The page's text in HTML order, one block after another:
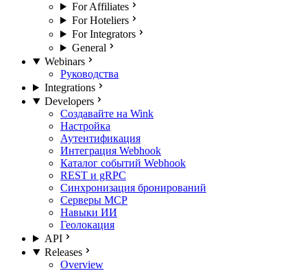
For Affiliates
For Hoteliers
For Integrators
General
Webinars
Руководства
Integrations
Developers
Создавайте на Wink
Настройка
Аутентификация
Интеграция Webhook
Каталог событий Webhook
REST и gRPC
Синхронизация бронирований
Серверы MCP
Навыки ИИ
Геолокация
API
Releases
Overview